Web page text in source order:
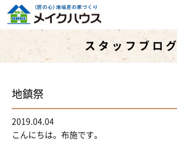
スタッフブログ
地鎮祭
2019.04.04
こんにちは。布施です。